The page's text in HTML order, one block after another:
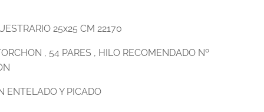
25x25 CM 22170
, 54 PARES , HILO RECOMENDADO Nº
ENTELADO Y PICADO